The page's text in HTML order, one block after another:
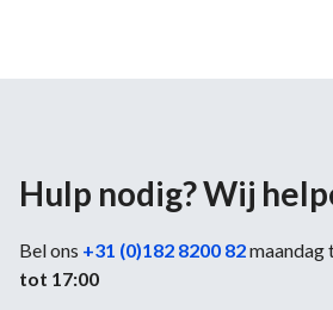
Hulp nodig? Wij
Bel ons +31 (0)182 8200 82maandag
tot 17:00